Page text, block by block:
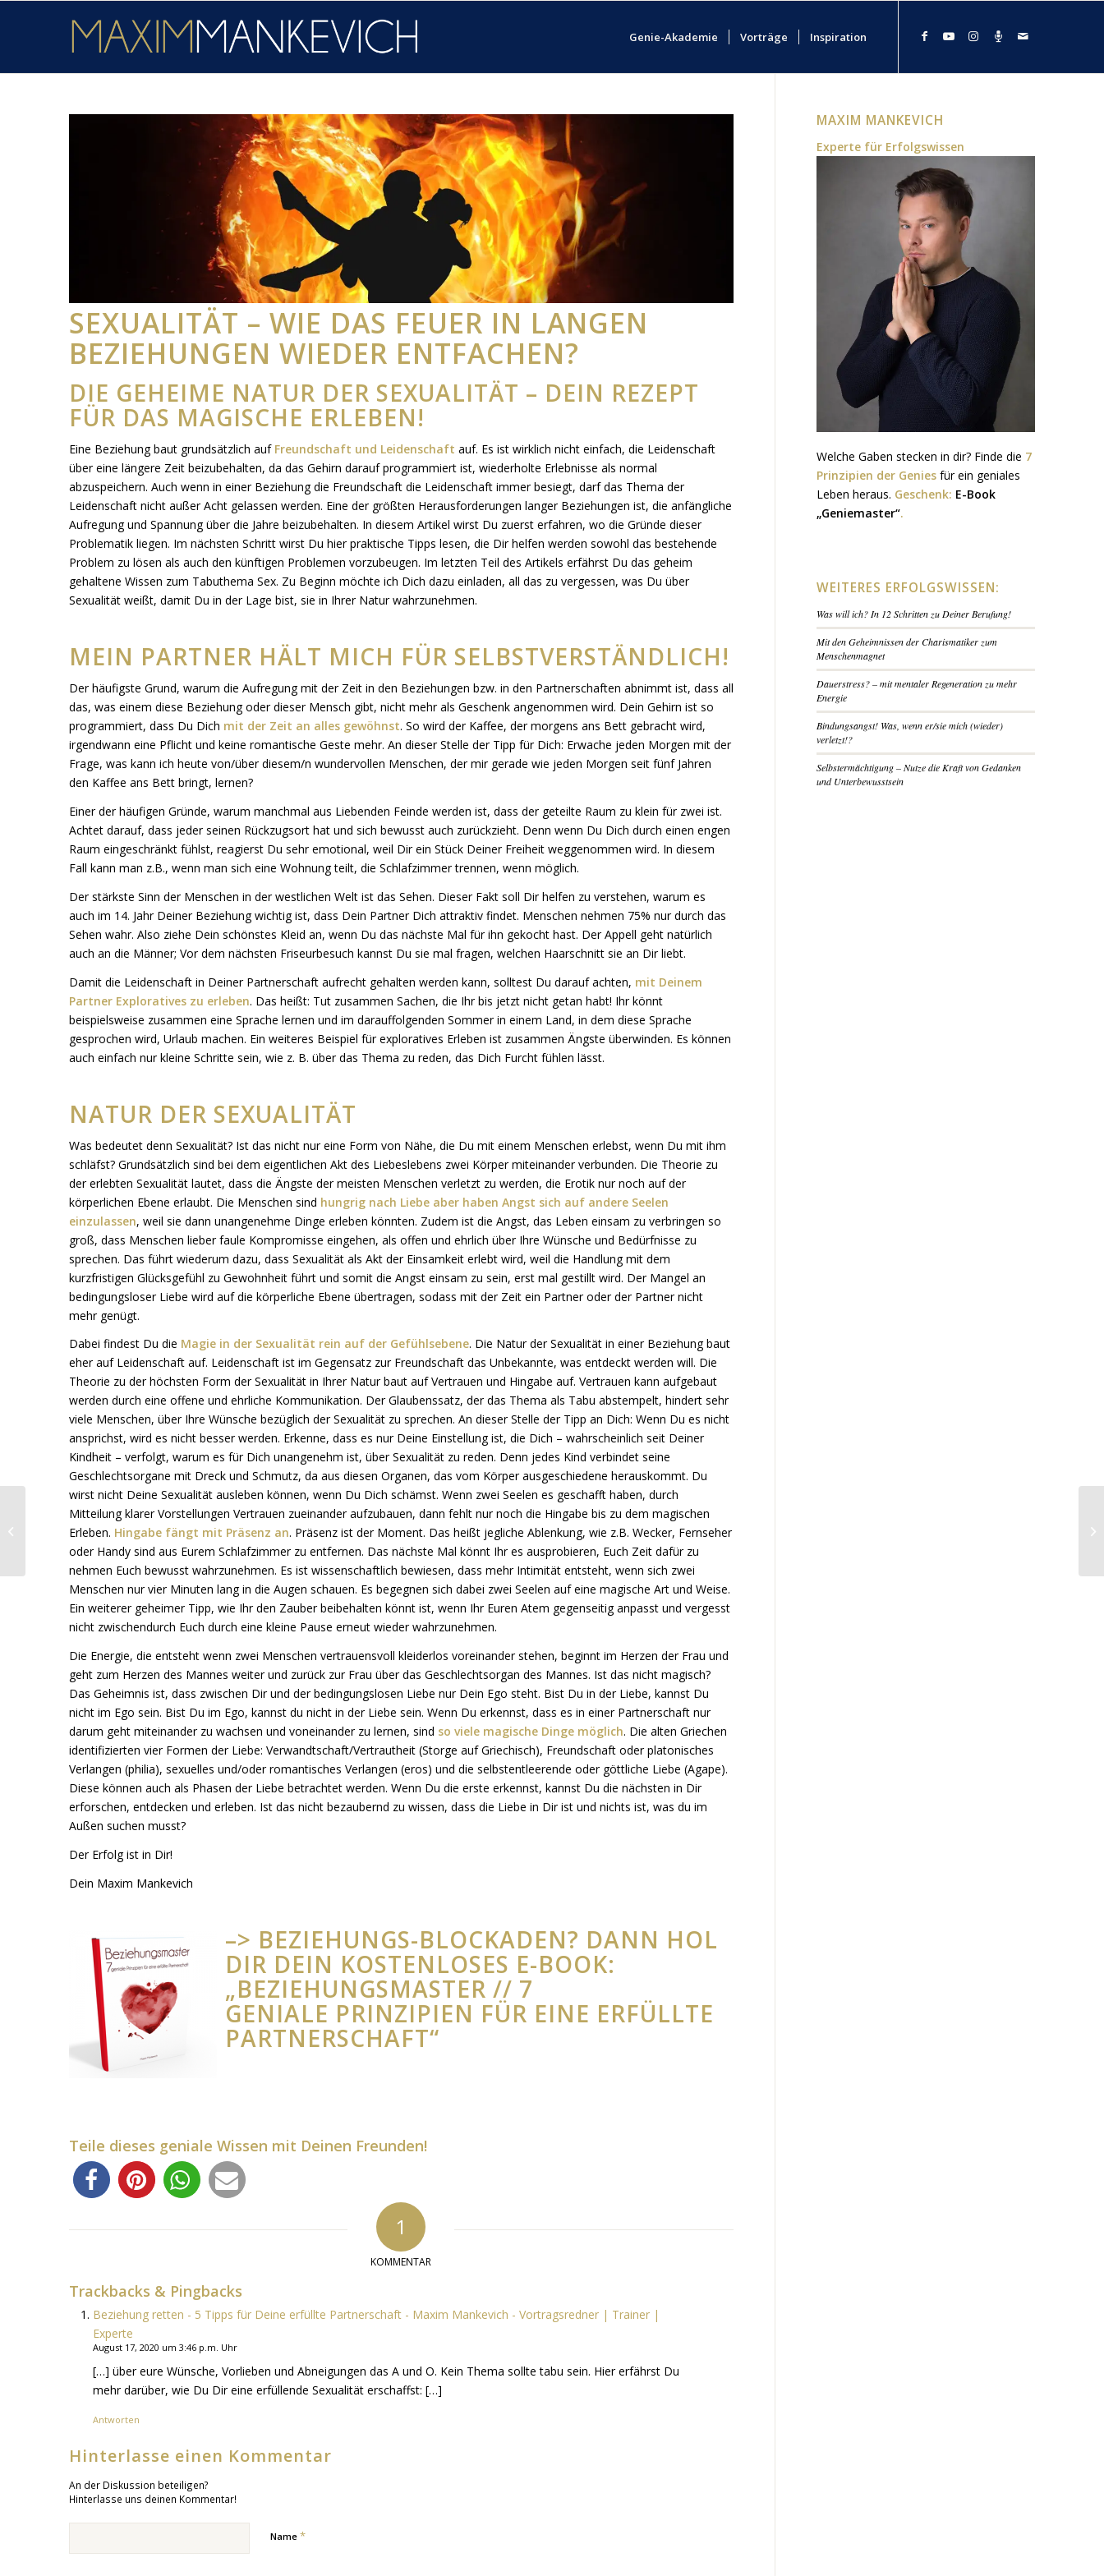
Genie-Akademie Vorträge Inspiration
SEXUALITÄT – WIE DAS FEUER IN LANGEN
BEZIEHUNGEN WIEDER ENTFACHEN?
DIE GEHEIME NATUR DER SEXUALITÄT – DEIN REZEPT
FÜR DAS MAGISCHE ERLEBEN!
Eine Beziehung baut grundsätzlich auf Freundschaft und Leidenschaft auf. Es ist wirklich nicht einfach, die Leidenschaft
über eine längere Zeit beizubehalten, da das Gehirn darauf programmiert ist, wiederholte Erlebnisse als normal
abzuspeichern. Auch wenn in einer Beziehung die Freundschaft die Leidenschaft immer besiegt, darf das Thema der
Leidenschaft nicht außer Acht gelassen werden. Eine der größten Herausforderungen langer Beziehungen ist, die anfängliche
Aufregung und Spannung über die Jahre beizubehalten. In diesem Artikel wirst Du zuerst erfahren, wo die Gründe dieser
Problematik liegen. Im nächsten Schritt wirst Du hier praktische Tipps lesen, die Dir helfen werden sowohl das bestehende
Problem zu lösen als auch den künftigen Problemen vorzubeugen. Im letzten Teil des Artikels erfährst Du das geheim
gehaltene Wissen zum Tabuthema Sex. Zu Beginn möchte ich Dich dazu einladen, all das zu vergessen, was Du über
Sexualität weißt, damit Du in der Lage bist, sie in Ihrer Natur wahrzunehmen.
MEIN PARTNER HÄLT MICH FÜR SELBSTVERSTÄNDLICH!
Der häufigste Grund, warum die Aufregung mit der Zeit in den Beziehungen bzw. in den Partnerschaften abnimmt ist, dass all
das, was einem diese Beziehung oder dieser Mensch gibt, nicht mehr als Geschenk angenommen wird. Dein Gehirn ist so
programmiert, dass Du Dich mit der Zeit an alles gewöhnst. So wird der Kaffee, der morgens ans Bett gebracht wird,
irgendwann eine Pflicht und keine romantische Geste mehr. An dieser Stelle der Tipp für Dich: Erwache jeden Morgen mit der
Frage, was kann ich heute von/über diesem/n wundervollen Menschen, der mir gerade wie jeden Morgen seit fünf Jahren
den Kaffee ans Bett bringt, lernen?
Einer der häufigen Gründe, warum manchmal aus Liebenden Feinde werden ist, dass der geteilte Raum zu klein für zwei ist.
Achtet darauf, dass jeder seinen Rückzugsort hat und sich bewusst auch zurückzieht. Denn wenn Du Dich durch einen engen
Raum eingeschränkt fühlst, reagierst Du sehr emotional, weil Dir ein Stück Deiner Freiheit weggenommen wird. In diesem
Fall kann man z.B., wenn man sich eine Wohnung teilt, die Schlafzimmer trennen, wenn möglich.
Der stärkste Sinn der Menschen in der westlichen Welt ist das Sehen. Dieser Fakt soll Dir helfen zu verstehen, warum es
auch im 14. Jahr Deiner Beziehung wichtig ist, dass Dein Partner Dich attraktiv findet. Menschen nehmen 75% nur durch das
Sehen wahr. Also ziehe Dein schönstes Kleid an, wenn Du das nächste Mal für ihn gekocht hast. Der Appell geht natürlich
auch an die Männer; Vor dem nächsten Friseurbesuch kannst Du sie mal fragen, welchen Haarschnitt sie an Dir liebt.
Damit die Leidenschaft in Deiner Partnerschaft aufrecht gehalten werden kann, solltest Du darauf achten, mit Deinem
Partner Exploratives zu erleben. Das heißt: Tut zusammen Sachen, die Ihr bis jetzt nicht getan habt! Ihr könnt
beispielsweise zusammen eine Sprache lernen und im darauffolgenden Sommer in einem Land, in dem diese Sprache
gesprochen wird, Urlaub machen. Ein weiteres Beispiel für exploratives Erleben ist zusammen Ängste überwinden. Es können
auch einfach nur kleine Schritte sein, wie z. B. über das Thema zu reden, das Dich Furcht fühlen lässt.
NATUR DER SEXUALITÄT
Was bedeutet denn Sexualität? Ist das nicht nur eine Form von Nähe, die Du mit einem Menschen erlebst, wenn Du mit ihm
schläfst? Grundsätzlich sind bei dem eigentlichen Akt des Liebeslebens zwei Körper miteinander verbunden. Die Theorie zu
der erlebten Sexualität lautet, dass die Ängste der meisten Menschen verletzt zu werden, die Erotik nur noch auf der
körperlichen Ebene erlaubt. Die Menschen sind hungrig nach Liebe aber haben Angst sich auf andere Seelen
einzulassen, weil sie dann unangenehme Dinge erleben könnten. Zudem ist die Angst, das Leben einsam zu verbringen so
groß, dass Menschen lieber faule Kompromisse eingehen, als offen und ehrlich über Ihre Wünsche und Bedürfnisse zu
sprechen. Das führt wiederum dazu, dass Sexualität als Akt der Einsamkeit erlebt wird, weil die Handlung mit dem
kurzfristigen Glücksgefühl zu Gewohnheit führt und somit die Angst einsam zu sein, erst mal gestillt wird. Der Mangel an
bedingungsloser Liebe wird auf die körperliche Ebene übertragen, sodass mit der Zeit ein Partner oder der Partner nicht
mehr genügt.
Dabei findest Du die Magie in der Sexualität rein auf der Gefühlsebene. Die Natur der Sexualität in einer Beziehung baut
eher auf Leidenschaft auf. Leidenschaft ist im Gegensatz zur Freundschaft das Unbekannte, was entdeckt werden will. Die
Theorie zu der höchsten Form der Sexualität in Ihrer Natur baut auf Vertrauen und Hingabe auf. Vertrauen kann aufgebaut
werden durch eine offene und ehrliche Kommunikation. Der Glaubenssatz, der das Thema als Tabu abstempelt, hindert sehr
viele Menschen, über Ihre Wünsche bezüglich der Sexualität zu sprechen. An dieser Stelle der Tipp an Dich: Wenn Du es nicht
ansprichst, wird es nicht besser werden. Erkenne, dass es nur Deine Einstellung ist, die Dich – wahrscheinlich seit Deiner
Kindheit – verfolgt, warum es für Dich unangenehm ist, über Sexualität zu reden. Denn jedes Kind verbindet seine
Geschlechtsorgane mit Dreck und Schmutz, da aus diesen Organen, das vom Körper ausgeschiedene herauskommt. Du
wirst nicht Deine Sexualität ausleben können, wenn Du Dich schämst. Wenn zwei Seelen es geschafft haben, durch
Mitteilung klarer Vorstellungen Vertrauen zueinander aufzubauen, dann fehlt nur noch die Hingabe bis zu dem magischen
Erleben. Hingabe fängt mit Präsenz an. Präsenz ist der Moment. Das heißt jegliche Ablenkung, wie z.B. Wecker, Fernseher
oder Handy sind aus Eurem Schlafzimmer zu entfernen. Das nächste Mal könnt Ihr es ausprobieren, Euch Zeit dafür zu
nehmen Euch bewusst wahrzunehmen. Es ist wissenschaftlich bewiesen, dass mehr Intimität entsteht, wenn sich zwei
Menschen nur vier Minuten lang in die Augen schauen. Es begegnen sich dabei zwei Seelen auf eine magische Art und Weise.
Ein weiterer geheimer Tipp, wie Ihr den Zauber beibehalten könnt ist, wenn Ihr Euren Atem gegenseitig anpasst und vergesst
nicht zwischendurch Euch durch eine kleine Pause erneut wieder wahrzunehmen.
Die Energie, die entsteht wenn zwei Menschen vertrauensvoll kleiderlos voreinander stehen, beginnt im Herzen der Frau und
geht zum Herzen des Mannes weiter und zurück zur Frau über das Geschlechtsorgan des Mannes. Ist das nicht magisch?
Das Geheimnis ist, dass zwischen Dir und der bedingungslosen Liebe nur Dein Ego steht. Bist Du in der Liebe, kannst Du
nicht im Ego sein. Bist Du im Ego, kannst du nicht in der Liebe sein. Wenn Du erkennst, dass es in einer Partnerschaft nur
darum geht miteinander zu wachsen und voneinander zu lernen, sind so viele magische Dinge möglich. Die alten Griechen
identifizierten vier Formen der Liebe: Verwandtschaft/Vertrautheit (Storge auf Griechisch), Freundschaft oder platonisches
Verlangen (philia), sexuelles und/oder romantisches Verlangen (eros) und die selbstentleerende oder göttliche Liebe (Agape).
Diese können auch als Phasen der Liebe betrachtet werden. Wenn Du die erste erkennst, kannst Du die nächsten in Dir
erforschen, entdecken und erleben. Ist das nicht bezaubernd zu wissen, dass die Liebe in Dir ist und nichts ist, was du im
Außen suchen musst?
Der Erfolg ist in Dir!
Dein Maxim Mankevich
–> BEZIEHUNGS-BLOCKADEN? DANN HOL
DIR DEIN KOSTENLOSES E-BOOK:
„BEZIEHUNGSMASTER // 7
GENIALE PRINZIPIEN FÜR EINE ERFÜLLTE
PARTNERSCHAFT“
Teile dieses geniale Wissen mit Deinen Freunden!
1
KOMMENTAR
Trackbacks & Pingbacks
Beziehung retten - 5 Tipps für Deine erfüllte Partnerschaft - Maxim Mankevich - Vortragsredner | Trainer |
Experte
August 17, 2020 um 3:46 p.m. Uhr
[…] über eure Wünsche, Vorlieben und Abneigungen das A und O. Kein Thema sollte tabu sein. Hier erfährst Du
mehr darüber, wie Du Dir eine erfüllende Sexualität erschaffst: […]
Antworten
Hinterlasse einen Kommentar
An der Diskussion beteiligen?
Hinterlasse uns deinen Kommentar!
Name *
MAXIM MANKEVICH
Experte für Erfolgswissen
Welche Gaben stecken in dir? Finde die 7
Prinzipien der Geniesfür ein geniales
Leben heraus. Geschenk: E-Book
„Geniemaster“.
WEITERES ERFOLGSWISSEN:
Was will ich? In 12 Schritten zu Deiner Berufung!
Mit den Geheimnissen der Charismatiker zum
Menschenmagnet
Dauerstress? – mit mentaler Regeneration zu mehr
Energie
Bindungsangst! Was, wenn er/sie mich (wieder)
verletzt!?
Selbstermächtigung – Nutze die Kraft von Gedanken
und Unterbewusstsein
Nie wieder
Missverstehen! – Finde
heraus, auf welchem der
Kommunikationskanäle...